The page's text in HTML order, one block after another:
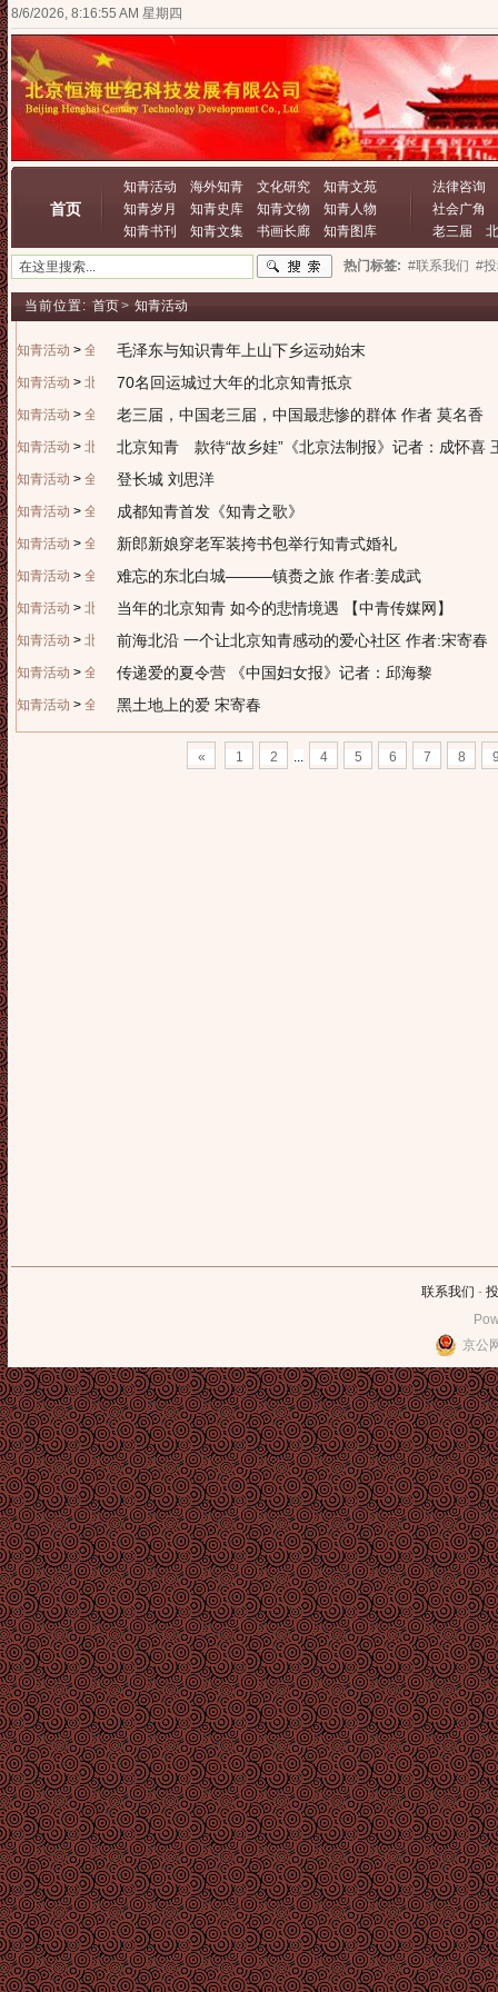
8/6/2026, 8:16:55 AM 星期四
首页
知青活动 海外知青 文化研究
知青文苑
知青岁月
知青史库 知青文物
知青人物
知青书刊
知青文集 书画长廊 知青图库
法律咨询
社会广角
老三届
热门标签: #联系我们 #
当前位置: 首页> 知青活动
知青活动 > 全国知青毛泽东与知识青年上山下乡运动始末
知青活动 > 北京知青70名回运城过大年的北京知青抵京
知青活动 > 全国知青老三届，中国老三届，中国最悲惨的群体 作者 莫名香
知青活动 > 北京知青北京知青 款待“故乡娃”《北京法制报》记者：成怀喜
知青活动 > 全国知青登长城 刘思洋
知青活动 > 全国知青成都知青首发《知青之歌》
知青活动 > 全国知青新郎新娘穿老军装挎书包举行知青式婚礼
知青活动 > 全国知青难忘的东北白城———镇赉之旅 作者:姜成武
知青活动 > 北京知青当年的北京知青 如今的悲情境遇 【中青传媒网】
知青活动 > 北京知青前海北沿 一个让北京知青感动的爱心社区 作者:宋寄春
知青活动 > 全国知青传递爱的夏令营 《中国妇女报》记者：邱海黎
知青活动 > 全国知青黑土地上的爱 宋寄春
« 1 2 ... 4 5 6 7 8
联系我们 -
京公